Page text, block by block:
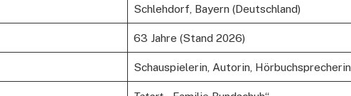
Schlehdorf, Bayern (Deutschland)
63 Jahre (Stand 2026)
Schauspielerin, Autorin, Hörbuchsprecherin